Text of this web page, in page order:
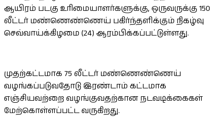
ஆயிரம் படகு உரிமையாளர்களுக்கு, ஒருவருக்கு 150
லீட்டர் மண்ணெண்ணெய் பகிர்ந்தளிக்கும் நிகழ்வு
செவ்வாய்க்கிழமை (24) ஆரம்பிக்கப்பட்டுள்ளது.
முதற்கட்டமாக 75 லீட்டர் மண்ணெண்ணெய்
வழங்கப்படுவதோடு இரண்டாம் கட்டமாக
எஞ்சியவற்றை வழங்குவதற்கான நடவடிக்கைகள்
மேற்கொள்ளப்பட்ட வருகிறது.